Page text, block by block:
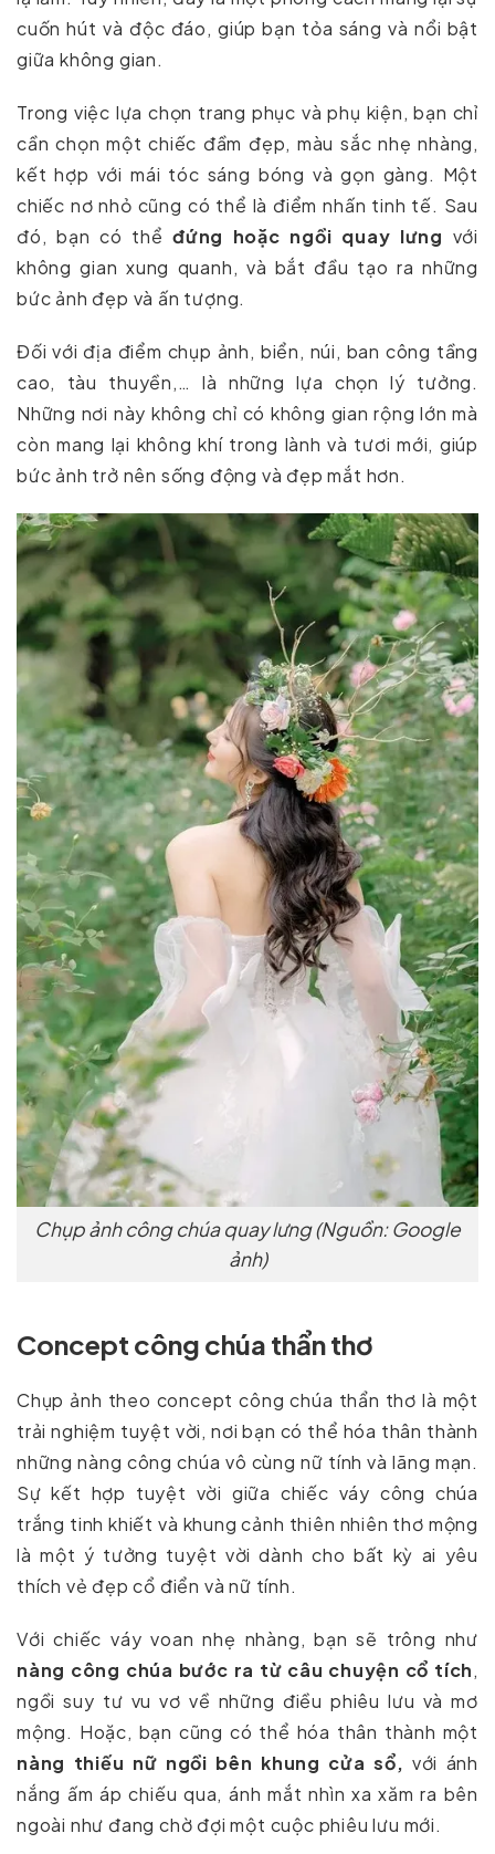
cuốn hút và độc đáo, giúp bạn tỏa sáng và nổi bật
giữa không gian.
Trong việc lựa chọn trang phục và phụ kiện, bạn chỉ
cần chọn một chiếc đầm đẹp, màu sắc nhẹ nhàng,
kết hợp với mái tóc sáng bóng và gọn gàng. Một
chiếc nơ nhỏ cũng có thể là điểm nhấn tinh tế. Sau
đó, bạn có thể đứng hoặc ngồi quay lưng với
không gian xung quanh, và bắt đầu tạo ra những
bức ảnh đẹp và ấn tượng.
Đối với địa điểm chụp ảnh, biển, núi, ban công tầng
cao, tàu thuyền,… là những lựa chọn lý tưởng.
Những nơi này không chỉ có không gian rộng lớn mà
còn mang lại không khí trong lành và tươi mới, giúp
bức ảnh trở nên sống động và đẹp mắt hơn.
Chụp ảnh công chúa quay lưng (Nguồn: Google
ảnh)
Concept công chúa thẩn thơ
Chụp ảnh theo concept công chúa thẩn thơ là một
trải nghiệm tuyệt vời, nơi bạn có thể hóa thân thành
những nàng công chúa vô cùng nữ tính và lãng mạn.
Sự kết hợp tuyệt vời giữa chiếc váy công chúa
trắng tinh khiết và khung cảnh thiên nhiên thơ mộng
là một ý tưởng tuyệt vời dành cho bất kỳ ai yêu
thích vẻ đẹp cổ điển và nữ tính.
Với chiếc váy voan nhẹ nhàng, bạn sẽ trông như
nàng công chúa bước ra từ câu chuyện cổ tích,
ngồi suy tư vu vơ về những điều phiêu lưu và mơ
mộng. Hoặc, bạn cũng có thể hóa thân thành một
nàng thiếu nữ ngồi bên khung cửa sổ, với ánh
nắng ấm áp chiếu qua, ánh mắt nhìn xa xăm ra bên
ngoài như đang chờ đợi một cuộc phiêu lưu mới.